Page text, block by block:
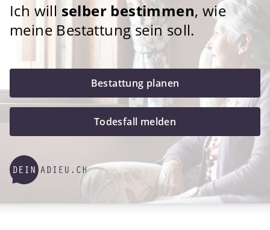
Ich will selber bestimmen, wie
meine Bestattung sein soll.
Bestattung planen
Todesfall melden